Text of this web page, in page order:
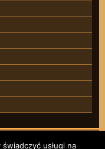
usługi na